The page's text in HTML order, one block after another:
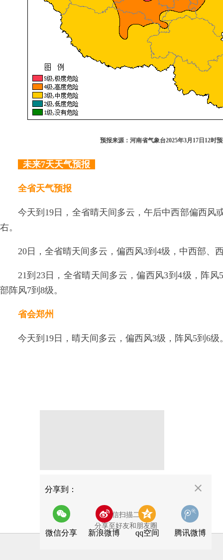
预报来源：河南省气象台2025年3月17日12时
未来7天天气预报
全省天气预报
今天到19日，全省晴天间多云，午后中西部偏西风
右。
20日，全省晴天间多云，偏西风3到4级，中西部、
21到23日，全省晴天间多云，偏西风3到4级，阵
部阵风7到8级。
省会郑州
今天到19日，晴天间多云，偏西风3级，阵风5到6级
分享到：
微信分享
用微信扫描二维码
分享至好友和朋友圈
新浪微博 qq空间 腾讯微博